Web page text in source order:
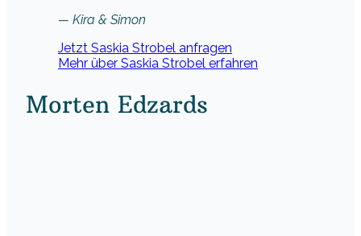
— Kira & Simon
Jetzt Saskia Strobel anfragen
Mehr über Saskia Strobel erfahren
Morten Edzards